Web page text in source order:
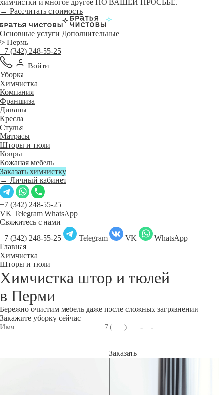
химчистки и многое другое ПО ВАШЕЙ ПРОСЬБЕ.
→ Рассчитать стоимость
Основные услуги Дополнительные
Пермь
+7 (342) 248-55-25
Войти
Уборка
Химчистка
Компания
Франшиза
Диваны
Кресла
Стулья
Матрасы
Шторы и тюли
Ковры
Кожаная мебель
Заказать химчистку
→ Личный кабинет
+7 (342) 248-55-25
VK Telegram WhatsApp
Свяжитесь с нами
+7 (342) 248-55-25
Telegram VK
WhatsApp
Главная
Химчистка
Шторы и тюли
Химчистка штор и тюлей
в Перми
Бережно очистим мебель даже после сложных загрязнений
Закажите уборку сейчас
Заказать